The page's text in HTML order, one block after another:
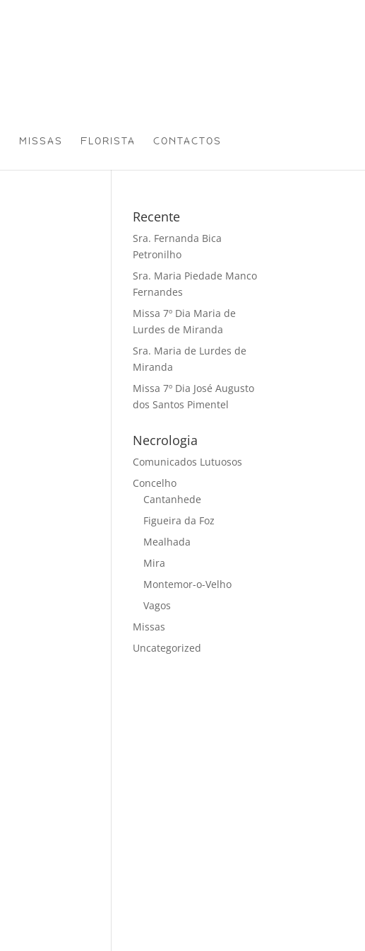
MISSAS FLORISTA CONTACTOS
Recente
Sra. Fernanda Bica
Petronilho
Sra. Maria Piedade Manco
Fernandes
Missa 7º Dia Maria de
Lurdes de Miranda
Sra. Maria de Lurdes de
Miranda
Missa 7º Dia José Augusto
dos Santos Pimentel
Necrologia
Comunicados Lutuosos
Concelho
Cantanhede
Figueira da Foz
Mealhada
Mira
Montemor-o-Velho
Vagos
Missas
Uncategorized